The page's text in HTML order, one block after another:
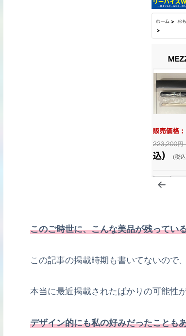
このご時世に、こんな美品が残ってい
この記事の掲載時期も書いてないので
本当に最近掲載されたばかりの可能性
デザイン的にも私の好みだったことも